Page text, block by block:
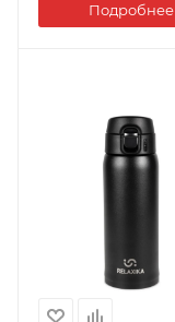
Подробнее